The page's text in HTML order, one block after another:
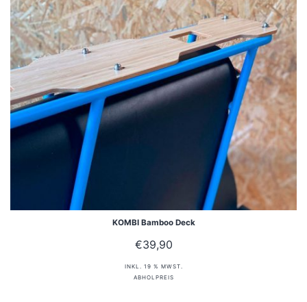
KOMBI Bamboo Deck
€39,90
INKL. 19 % MWST.
ABHOLPREIS